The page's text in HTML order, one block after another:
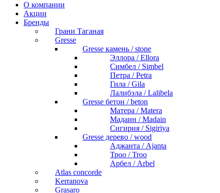
О компании
Акции
Бренды
Грани Таганая
Gresse
Gresse камень / stone
Эллора / Ellora
Симбел / Simbel
Петра / Petra
Гила / Gila
Лалибэла / Lalibela
Gresse бетон / beton
Матера / Matera
Мадаин / Madain
Сигирия / Sigiriya
Gresse дерево / wood
Аджанта / Ajanta
Троо / Troo
Арбел / Arbel
Atlas concorde
Kerranova
Grasaro